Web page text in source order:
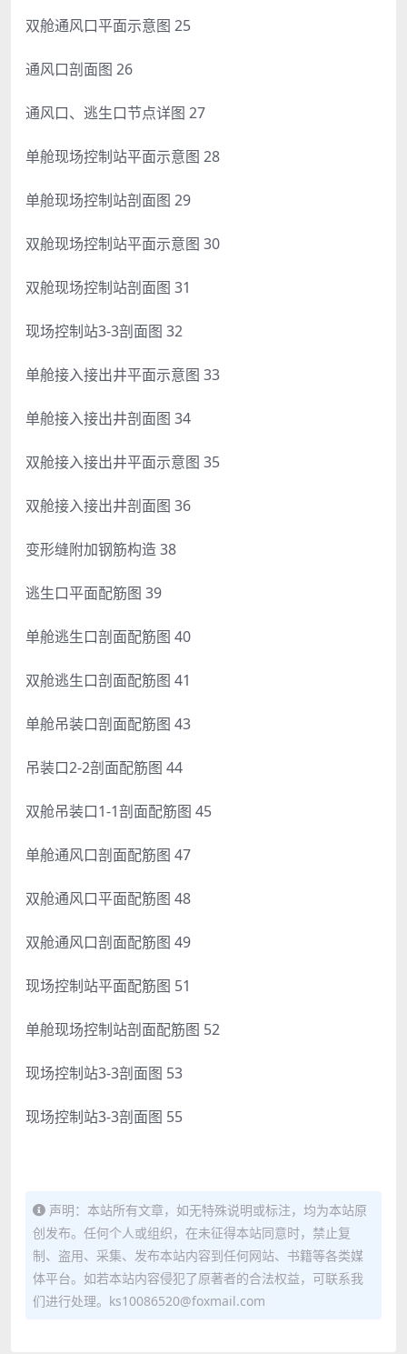
双舱通风口平面示意图 25
通风口剖面图 26
通风口、逃生口节点详图 27
单舱现场控制站平面示意图 28
单舱现场控制站剖面图 29
双舱现场控制站平面示意图 30
双舱现场控制站剖面图 31
现场控制站3-3剖面图 32
单舱接入接出井平面示意图 33
单舱接入接出井剖面图 34
双舱接入接出井平面示意图 35
双舱接入接出井剖面图 36
变形缝附加钢筋构造 38
逃生口平面配筋图 39
单舱逃生口剖面配筋图 40
双舱逃生口剖面配筋图 41
单舱吊装口剖面配筋图 43
吊装口2-2剖面配筋图 44
双舱吊装口1-1剖面配筋图 45
单舱通风口剖面配筋图 47
双舱通风口平面配筋图 48
双舱通风口剖面配筋图 49
现场控制站平面配筋图 51
单舱现场控制站剖面配筋图 52
现场控制站3-3剖面图 53
现场控制站3-3剖面图 55
声明：本站所有文章，如无特殊说明或标注，均为本站原
创发布。任何个人或组织，在未征得本站同意时，禁止复
制、盗用、采集、发布本站内容到任何网站、书籍等各类媒
体平台。如若本站内容侵犯了原著者的合法权益，可联系我
们进行处理。ks10086520@foxmail.com